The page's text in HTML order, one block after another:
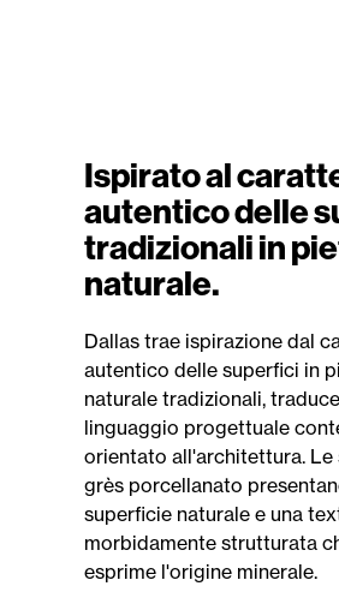
Ispirato al
autentico delle
tradizionali in
naturale.
Dallas trae ispirazione dal
autentico delle superfici in
naturale tradizionali,
linguaggio progettuale
orientato all'architettura. Le
grès porcellanato
superficie naturale e una
morbidamente strutturata
esprime l'origine minerale.